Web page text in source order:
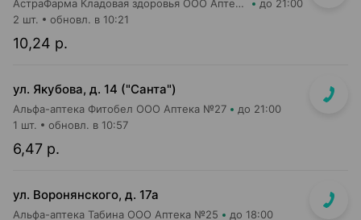
АстраФарма Кладовая здоровья ООО Аптека №9 до 21:00
10,24 р.
2 шт. обновл. в 10:21
ул. Якубова, д. 14 ("Санта")
Альфа-аптека Фитобел ООО Аптека №27 до 21:00
6,47 р.
1 шт. обновл. в 10:57
ул. Воронянского, д. 17а
Альфа-аптека Табина ООО Аптека №25 до 18:00